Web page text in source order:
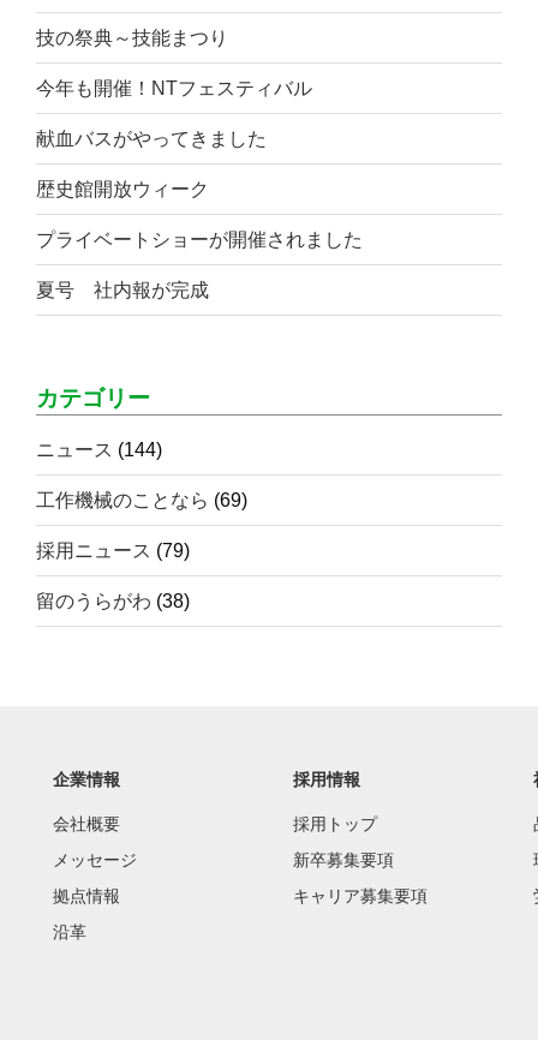
技の祭典～技能まつり
今年も開催！NTフェスティバル
献血バスがやってきました
歴史館開放ウィーク
プライベートショーが開催されました
夏号 社内報が完成
カテゴリー
ニュース (144)
工作機械のことなら (69)
採用ニュース (79)
留のうらがわ (38)
企業情報
会社概要
メッセージ
拠点情報
沿革
採用情報
採用トップ
新卒募集要項
キャリア募集要項